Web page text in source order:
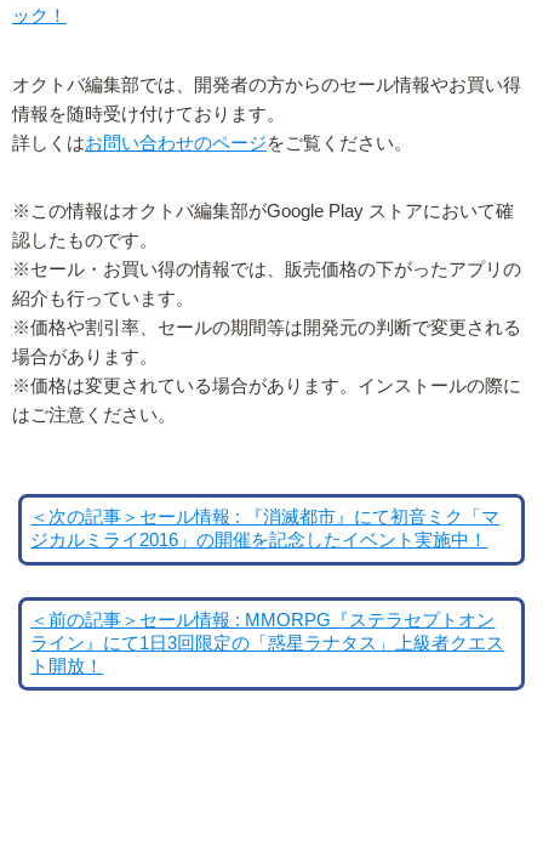
ック！
オクトバ編集部では、開発者の方からのセール情報やお買い得
情報を随時受け付けております。
詳しくはお問い合わせのページをご覧ください。
※この情報はオクトバ編集部がGoogle Play ストアにおいて確
認したものです。
※セール・お買い得の情報では、販売価格の下がったアプリの
紹介も行っています。
※価格や割引率、セールの期間等は開発元の判断で変更される
場合があります。
※価格は変更されている場合があります。インストールの際に
はご注意ください。
＜次の記事＞セール情報 : 『消滅都市』にて初音ミク「マ
ジカルミライ2016」の開催を記念したイベント実施中！
＜前の記事＞セール情報 : MMORPG『ステラセプトオン
ライン』にて1日3回限定の「惑星ラナタス」上級者クエス
ト開放！